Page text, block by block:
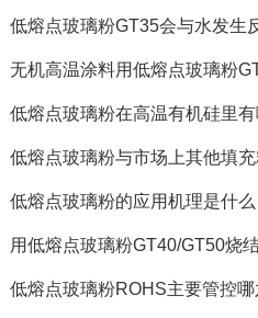
低熔点玻璃粉GT35会与水发生
无机高温涂料用低熔点玻璃粉
低熔点玻璃粉在高温有机硅里有
低熔点玻璃粉与市场上其他填
低熔点玻璃粉的应用机理是什么
用低熔点玻璃粉GT40/GT50烧
低熔点玻璃粉ROHS主要管控哪